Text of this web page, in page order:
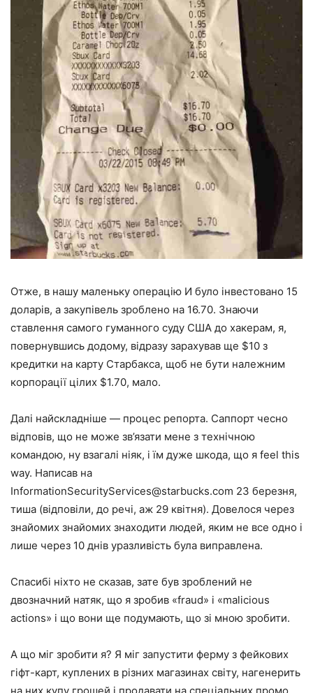
Отже, в нашу маленьку операцію И було інвестовано 15
доларів, а закупівель зроблено на 16.70. Знаючи
ставлення самого гуманного суду США до хакерам, я,
повернувшись додому, відразу зарахував ще $10 з
кредитки на карту Старбакса, щоб не бути належним
корпорації цілих $1.70, мало.
Далі найскладніше — процес репорта. Саппорт чесно
відповів, що не може зв’язати мене з технічною
командою, ну взагалі ніяк, і їм дуже шкода, що я feel this
way. Написав на
InformationSecurityServices@starbucks.com 23 березня,
тиша (відповіли, до речі, аж 29 квітня). Довелося через
знайомих знайомих знаходити людей, яким не все одно і
лише через 10 днів уразливість була виправлена.
Спасибі ніхто не сказав, зате був зроблений не
двозначний натяк, що я зробив «fraud» і «malicious
actions» і що вони ще подумають, що зі мною зробити.
А що міг зробити я? Я міг запустити ферму з фейкових
гіфт-карт, куплених в різних магазинах світу, нагенерить